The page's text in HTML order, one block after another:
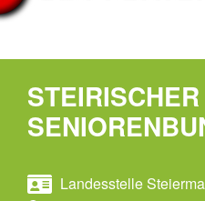
STEIRISCHER
Landesstelle